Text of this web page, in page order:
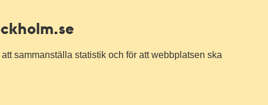
sammanställa statistik och för att webbplatsen ska